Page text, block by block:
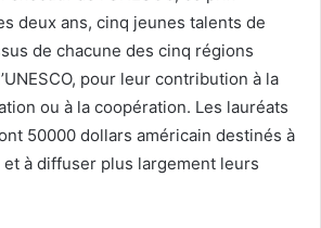
deux ans, cinq jeunes talents de
de chacune des cinq régions
pour leur contribution à la
ou à la coopération. Les lauréats
50000 dollars américain destinés à
à diffuser plus largement leurs